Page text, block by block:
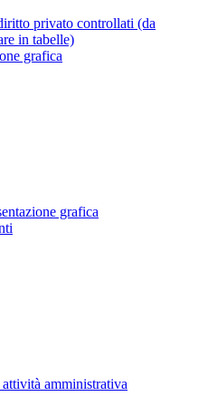
privato controllati (da
in tabelle)
grafica
grafica
amministrativa